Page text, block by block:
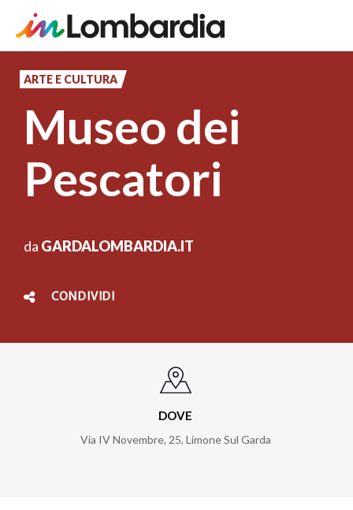
principale
ARTE E CULTURA
Museo dei
Pescatori
da GARDALOMBARDIA.IT
CONDIVIDI
DOVE
Via IV Novembre, 25, Limone Sul Garda